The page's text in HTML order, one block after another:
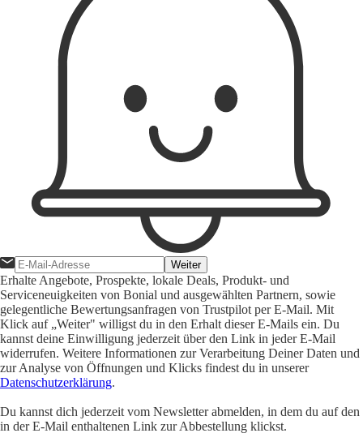
Weiter
Erhalte Angebote, Prospekte, lokale Deals, Produkt- und
Serviceneuigkeiten von Bonial und ausgewählten Partnern, sowie
gelegentliche Bewertungsanfragen von Trustpilot per E-Mail. Mit
Klick auf „Weiter" willigst du in den Erhalt dieser E-Mails ein. Du
kannst deine Einwilligung jederzeit über den Link in jeder E-Mail
widerrufen. Weitere Informationen zur Verarbeitung Deiner Daten und
zur Analyse von Öffnungen und Klicks findest du in unserer
Datenschutzerklärung.
Du kannst dich jederzeit vom Newsletter abmelden, in dem du auf den
in der E-Mail enthaltenen Link zur Abbestellung klickst.